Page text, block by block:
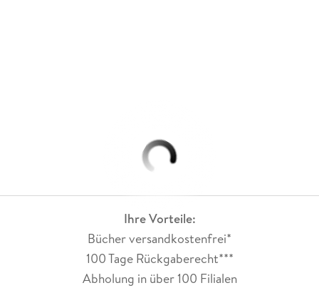
Ihre Vorteile:
Bücher versandkostenfrei*
100 Tage Rückgaberecht***
Abholung in über 100 Filialen